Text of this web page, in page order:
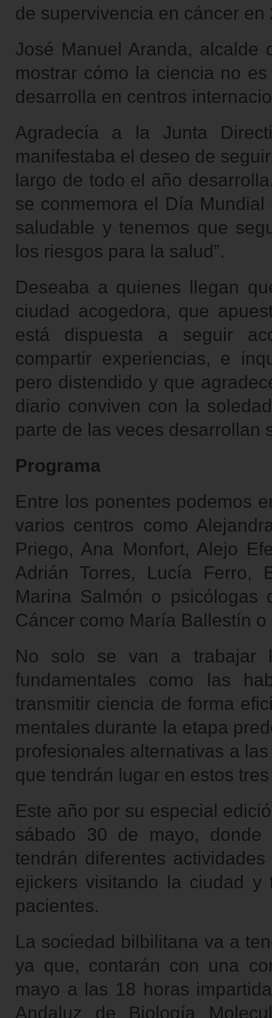
de supervivencia en cáncer en
José Manuel Aranda, alcalde
mostrar cómo la ciencia no
desarrolla en centros
Agradecía a la Junta
manifestaba el deseo de
largo de todo el año
se conmemora el Día
saludable y tenemos que
los riesgos para la salud”.
Deseaba a quienes llegan
ciudad acogedora, que
está dispuesta a seguir
compartir experiencias, e
pero distendido y que
diario conviven con la
parte de las veces desarrollan
Programa
Entre los ponentes podemos
varios centros como
Priego, Ana Monfort, Alejo
Adrián Torres, Lucía Ferro,
Marina Salmón o psicólogas
Cáncer como María Ballestín
No solo se van a trabajar
fundamentales como las
transmitir ciencia de forma
mentales durante la etapa
profesionales alternativas a
que tendrán lugar en estos
Este año por su especial
sábado 30 de mayo, donde
tendrán diferentes
ejickers visitando la ciudad y
pacientes.
La sociedad bilbilitana va a
ya que, contarán con una
mayo a las 18 horas
Andaluz de Biología